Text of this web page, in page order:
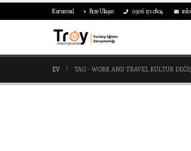
Kurumsal Bize Ulaşın 0506 171 0804
EV TAG -WORK AND TRAVEL KÜLTÜR